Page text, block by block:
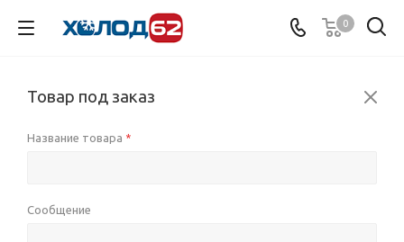
0
Товар под заказ
Название товара *
Сообщение